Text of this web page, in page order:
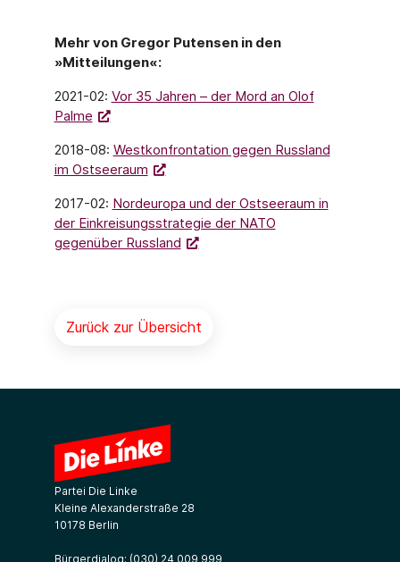
Mehr von Gregor Putensen in den
»Mitteilungen«:
2021-02: Vor 35 Jahren – der Mord an Olof
Palme
2018-08: Westkonfrontation gegen Russland
im Ostseeraum
2017-02: Nordeuropa und der Ostseeraum in
der Einkreisungsstrategie der NATO
gegenüber Russland
Zurück zur Übersicht
Partei Die Linke
Kleine Alexanderstraße 28
10178 Berlin
Bürgerdialog: (030) 24 009 999